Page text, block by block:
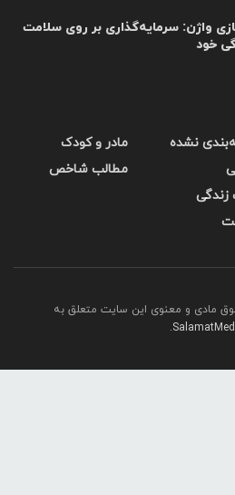
واژن: سرمایه‌گذاری بر روی سلامت
خود
نشده
مادر و کودک
مطالب شاخص
مادی و معنوی این سایت متعلق به
.